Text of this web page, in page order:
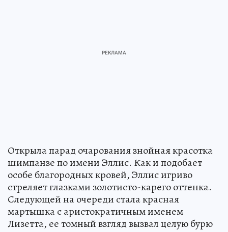
Открыла парад очарования знойная красотка
шимпанзе по имени Эллис. Как и подобает
особе благородных кровей, Эллис игриво
стреляет глазками золотисто-карего оттенка.
Следующей на очереди стала красная
мартышка с аристократичным именем
Лизетта, ее томный взгляд вызвал целую бурю